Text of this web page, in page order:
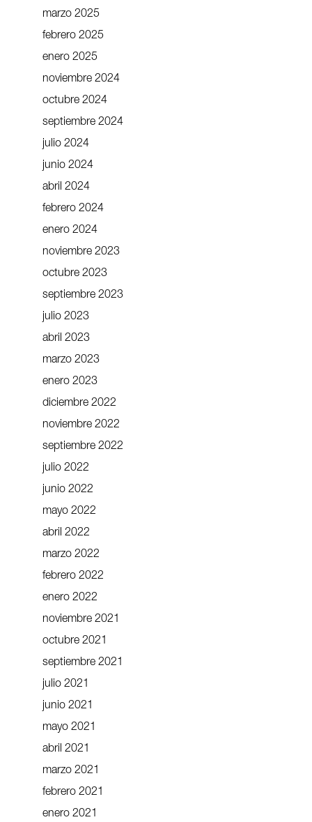
marzo 2025
febrero 2025
enero 2025
noviembre 2024
octubre 2024
septiembre 2024
julio 2024
junio 2024
abril 2024
febrero 2024
enero 2024
noviembre 2023
octubre 2023
septiembre 2023
julio 2023
abril 2023
marzo 2023
enero 2023
diciembre 2022
noviembre 2022
septiembre 2022
julio 2022
junio 2022
mayo 2022
abril 2022
marzo 2022
febrero 2022
enero 2022
noviembre 2021
octubre 2021
septiembre 2021
julio 2021
junio 2021
mayo 2021
abril 2021
marzo 2021
febrero 2021
enero 2021